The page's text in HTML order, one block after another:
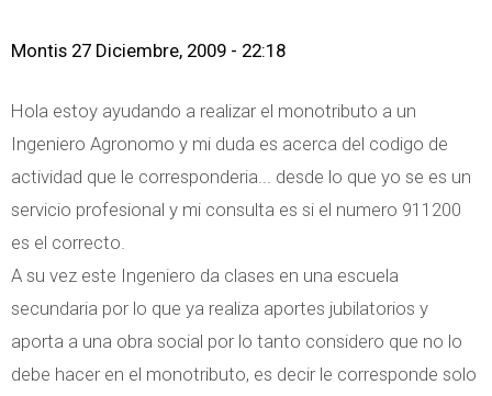
Montis 27 Diciembre, 2009 - 22:18
Hola estoy ayudando a realizar el monotributo a un
Ingeniero Agronomo y mi duda es acerca del codigo de
actividad que le corresponderia... desde lo que yo se es un
servicio profesional y mi consulta es si el numero 911200
es el correcto.
A su vez este Ingeniero da clases en una escuela
secundaria por lo que ya realiza aportes jubilatorios y
aporta a una obra social por lo tanto considero que no lo
debe hacer en el monotributo, es decir le corresponde solo